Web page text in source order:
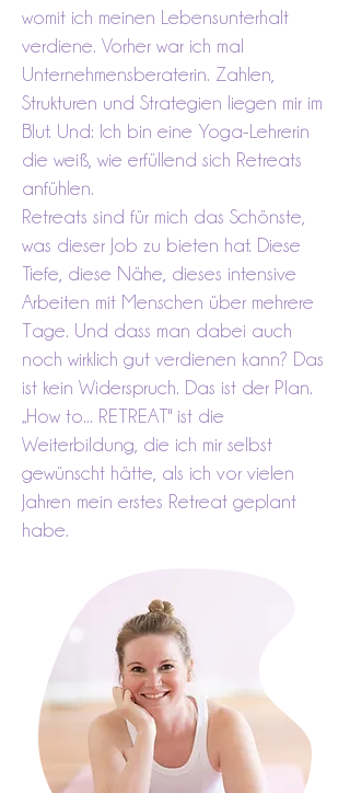
womit ich meinen Lebensunterhalt
verdiene. Vorher war ich mal
Unternehmensberaterin. Zahlen,
Strukturen und Strategien liegen mir im
Blut. Und: Ich bin eine Yoga-Lehrerin
die weiß, wie erfüllend sich Retreats
anfühlen.
Retreats sind für mich das Schönste,
was dieser Job zu bieten hat. Diese
Tiefe, diese Nähe, dieses intensive
Arbeiten mit Menschen über mehrere
Tage. Und dass man dabei auch
noch wirklich gut verdienen kann? Das
ist kein Widerspruch. Das ist der Plan.
„How to... RETREAT" ist die
Weiterbildung, die ich mir selbst
gewünscht hätte, als ich vor vielen
Jahren mein erstes Retreat geplant
habe.